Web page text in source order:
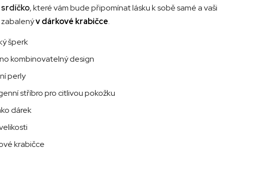
srdíčko, které vám bude připomínat lásku k sobě samé a vaši
zabalenýv dárkové krabičce.
šperk
kombinovatelný design
perly
stříbro pro citlivou pokožku
dárek
krabičce